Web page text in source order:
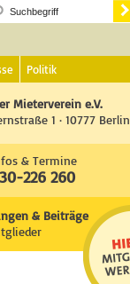
Politik
Mieterverein e.V.
1 · 10777 Berlin
& Termine
226 260
& Beiträge